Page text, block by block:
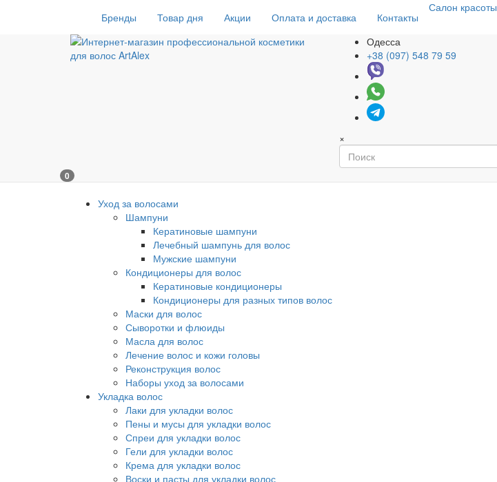
Бренды Товар дня Акции Оплата и доставка Контакты
Салон красоты
Одесса
+38 (097) 548 79 59
×
0
Уход за волосами
Шампуни
Кератиновые шампуни
Лечебный шампунь для волос
Мужские шампуни
Кондиционеры для волос
Кератиновые кондиционеры
Кондиционеры для разных типов волос
Маски для волос
Сыворотки и флюиды
Масла для волос
Лечение волос и кожи головы
Реконструкция волос
Наборы уход за волосами
Укладка волос
Лаки для укладки волос
Пены и мусы для укладки волос
Спреи для укладки волос
Гели для укладки волос
Крема для укладки волос
Воски и пасты для укладки волос